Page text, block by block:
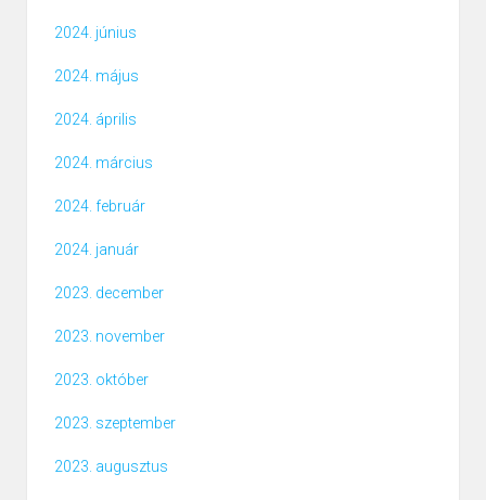
2024. június
2024. május
2024. április
2024. március
2024. február
2024. január
2023. december
2023. november
2023. október
2023. szeptember
2023. augusztus